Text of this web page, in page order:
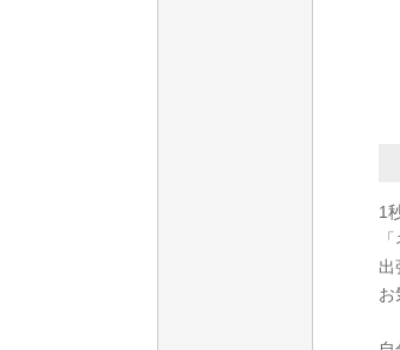
1
出
お